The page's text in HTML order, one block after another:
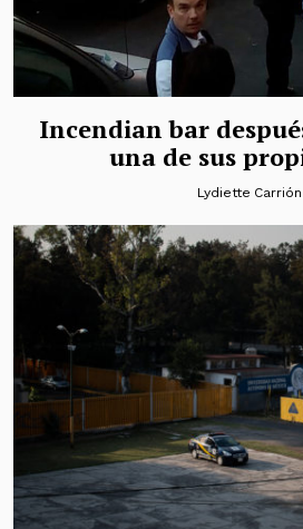
Incendian bar
una de sus
Lydiette Carrión